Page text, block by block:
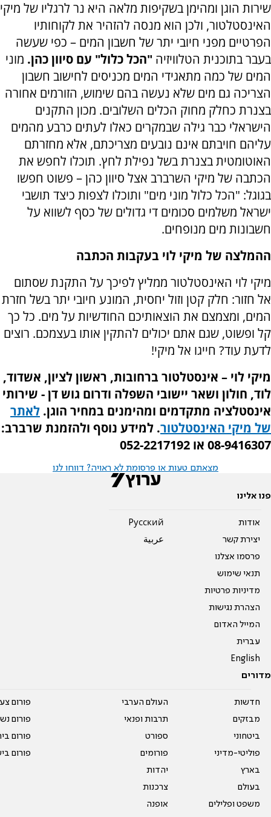
שירות הוגן ומהימן בשקיפות מלאה היא נר לרגליו של מיקי
האינסטלטור, ולכן הוא מנסה להזהיר את לקוחותיו
הפרטיים מפני חיובי יתר של חשבון המים – כפי שעשה
בעבר בתוכנית הטלוויזיה "הכל כלול" עם סיוון כהן. מוני
המים של כמה מתאגידי המים מכניסים לחישוב חשבון
הצריכה גם מים שלא נעשה בהם שימוש, הזורמים אחורה
בצנרת כחלק מחוק הכלים השלובים. מכון התקנים
הישראלי כבר גילה שבמקרים כאלו לעתים כרבע מהמים
עליהם חויבתם אינם נובעים מצריכתם, אלא מחזרתם
האוטומטית בצנרת בשל נפילת לחץ. תוכלו לחפש את
הכתבה של מיקי השרברב אצל סיוון כהן – פשוט חפשו
בגוגל: "הכל כלול מוני מים" ותוכלו לצפות כיצד תושבי
ישראל משלמים סכומים די גדולים של כסף לשווא על
חשבונות מים מנופחים.
ההמלצה של מיקי לוי בעקבות הכתבה
מיקי לוי האינסטלטור ממליץ לפיכך על התקנת שסתום
אל חזור: חלק קטן וזול יחסית, המונע חיובי יתר בשל חזרת
המים, ומצמצם את הוצאותיכם החודשיות על מים. כל כך
קל ופשוט, שגם אתם יכולים להתקין אותו בעצמכם. רוצים
לדעת עוד? חייגו אל מיקי!
מיקי לוי – אינסטלטור ברחובות, ראשון לציון, אשדוד,
לוד, חולון ושאר יישובי השפלה ודרום גוש דן - שירותי
אינסטלציה מתקדמים ומהימנים במחיר הוגן. לאתר
של מיקי האינסטלטור. למידע נוסף ולהזמנת שרברב:
08-9416307 או 052-2217192
מצאתם טעות או פרסומת לא ראויה? דווחו לנו
פנו אלינו
אודות
יצירת קשר
פרסמו אצלנו
תנאי שימוש
מדיניות פרטיות
הצהרת נגישות
המייל האדום
עברית
English
Pусский
عربية
מדורים
חדשות
מבזקים
ביטחוני
פוליטי-מדיני
בארץ
בעולם
משפט ופלילים
העולם הערבי
תרבות ופנאי
ספורט
פורומים
יהדות
צרכנות
אופנה
פורום
פורום
פורום
פורום